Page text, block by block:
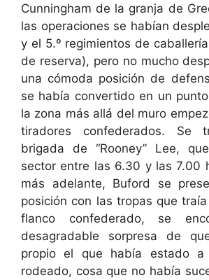
Cunningham de la granja de
las operaciones se habían
y el 5.º regimientos de
de reserva), pero no mucho
una cómoda posición de
se había convertido en un
la zona más allá del muro
tiradores confederados. Se
brigada de “Rooney” Lee,
sector entre las 6.30 y las 7.00
más adelante, Buford se
posición con las tropas que
flanco confederado, se
desagradable sorpresa de
propio el que había estado
rodeado, cosa que no había